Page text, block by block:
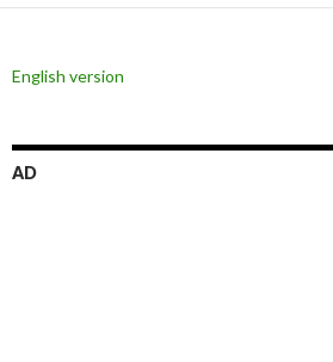
English version
AD